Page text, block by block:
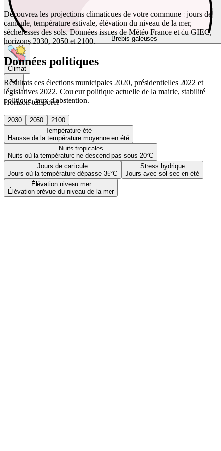
Brebis galeuses
Climat
Horizon temporel
2030 2050
2100
Température été
Hausse de la température moyenne en été
Nuits tropicales
Nuits où la température ne descend pas sous 20°C
Jours de canicule
Jours où la température dépasse 35°C
Stress hydrique
Jours avec sol sec en été
Élévation niveau mer
Élévation prévue du niveau de la mer
Découvrez les projections climatiques de votre commune : jours de
canicule, température estivale, élévation du niveau de la mer,
sécheresses des sols. Données issues de Météo France et du GIEC,
horizons 2030, 2050 et 2100.
Données politiques
Résultats des élections municipales 2020, présidentielles 2022 et
législatives 2022. Couleur politique actuelle de la mairie, stabilité
politique, taux d'abstention.